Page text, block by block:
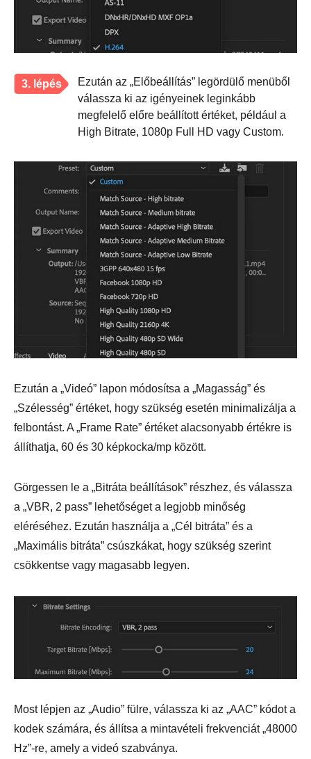
3. lépés
Ezután az „Előbeállítás” legördülő menüből
válassza ki az igényeinek leginkább
megfelelő előre beállított értéket, például a
High Bitrate, 1080p Full HD vagy Custom.
Ezután a „Videó” lapon módosítsa a „Magasság” és
„Szélesség” értéket, hogy szükség esetén minimalizálja a
felbontást. A „Frame Rate” értéket alacsonyabb értékre is
állíthatja, 60 és 30 képkocka/mp között.
Görgessen le a „Bitráta beállítások” részhez, és válassza
a „VBR, 2 pass” lehetőséget a legjobb minőség
eléréséhez. Ezután használja a „Cél bitráta” és a
„Maximális bitráta” csúszkákat, hogy szükség szerint
csökkentse vagy magasabb legyen.
Most lépjen az „Audio” fülre, válassza ki az „AAC” kódot a
kodek számára, és állítsa a mintavételi frekvenciát „48000
Hz”-re, amely a videó szabványa.